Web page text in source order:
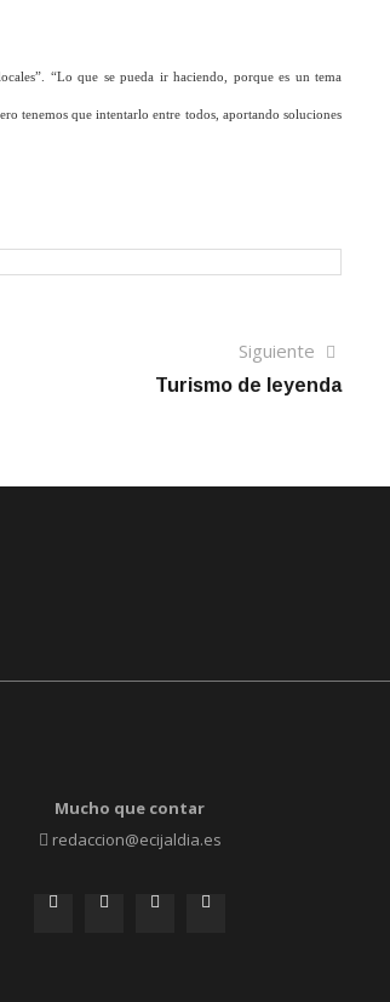
“Lo que se pueda ir haciendo, porque es un tema
tenemos que intentarlo entre todos, aportando soluciones
Siguiente
artículo
Turismo de leyenda
Mucho que contar
redaccion@ecijaldia.es